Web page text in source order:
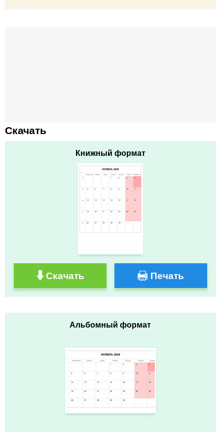
Скачать
Книжный формат
Скачать Печать
Альбомный формат